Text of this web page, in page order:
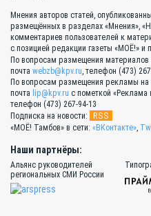
Мнения авторов статей,
размещённых в разделах «Мнения»,
комментариев пользователей к
с позицией редакции газеты «МОЁ!» и
По вопросам размещения материалов
почта webzb@kpv.ru, телефон (473)
По вопросам размещения рекламы на
почта lip@kpv.ru с пометкой
телефон (473) 267-94-13
Подписка на новости:
RSS
«МОЁ! Тамбов» в сети: «ВКонтакте»,
Наши партнёры:
Альянс руководителей
региональных СМИ России